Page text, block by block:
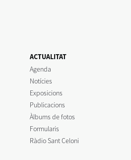
ACTUALITAT
Agenda
Notícies
Exposicions
Publicacions
Àlbums de fotos
Formularis
Ràdio Sant Celoni